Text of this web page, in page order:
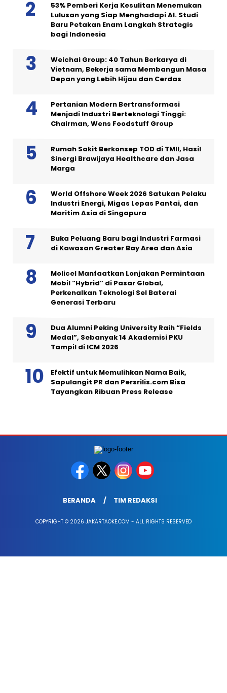
53% Pemberi Kerja Kesulitan Menemukan
Lulusan yang Siap Menghadapi AI. Studi
Baru Petakan Enam Langkah Strategis
bagi Indonesia
Weichai Group: 40 Tahun Berkarya di
Vietnam, Bekerja sama Membangun Masa
Depan yang Lebih Hijau dan Cerdas
Pertanian Modern Bertransformasi
Menjadi Industri Berteknologi Tinggi:
Chairman, Wens Foodstuff Group
Rumah Sakit Berkonsep TOD di TMII, Hasil
Sinergi Brawijaya Healthcare dan Jasa
Marga
World Offshore Week 2026 Satukan Pelaku
Industri Energi, Migas Lepas Pantai, dan
Maritim Asia di Singapura
Buka Peluang Baru bagi Industri Farmasi
di Kawasan Greater Bay Area dan Asia
Molicel Manfaatkan Lonjakan Permintaan
Mobil “Hybrid” di Pasar Global,
Perkenalkan Teknologi Sel Baterai
Generasi Terbaru
Dua Alumni Peking University Raih “Fields
Medal”, Sebanyak 14 Akademisi PKU
Tampil di ICM 2026
Efektif untuk Memulihkan Nama Baik,
Sapulangit PR dan Persrilis.com Bisa
Tayangkan Ribuan Press Release
BERANDA TIM REDAKSI
COPYRIGHT © 2026 JAKARTAOKE.COM - ALL RIGHTS RESERVED